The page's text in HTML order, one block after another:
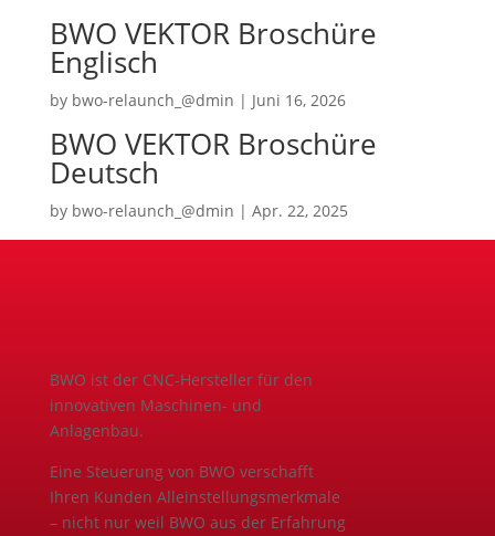
BWO VEKTOR Broschüre
Englisch
by bwo-relaunch_@dmin | Juni 16, 2026
BWO VEKTOR Broschüre
Deutsch
by bwo-relaunch_@dmin | Apr. 22, 2025
BWO ist der CNC-Hersteller für den
innovativen Maschinen- und
Anlagenbau.
Eine Steuerung von BWO verschafft
Ihren Kunden Alleinstellungsmerkmale
– nicht nur weil BWO aus der Erfahrung